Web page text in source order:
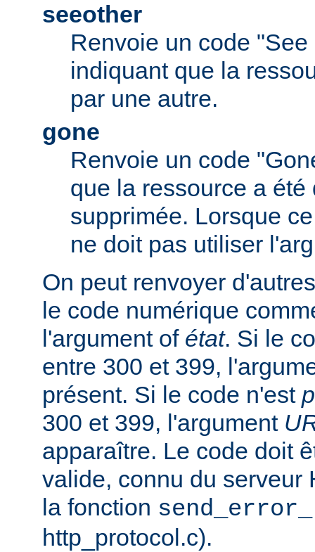
seeother
Renvoie un code
indiquant que la
par une autre.
gone
Renvoie un code
que la ressource a été
supprimée. Lorsque
ne doit pas utiliser
On peut renvoyer
le code numérique
l'argument of état. Si le
entre 300 et 399,
présent. Si le code n'est
300 et 399, l'argument
apparaître. Le code doit
valide, connu du serveur
la fonction
http_protocol.c).